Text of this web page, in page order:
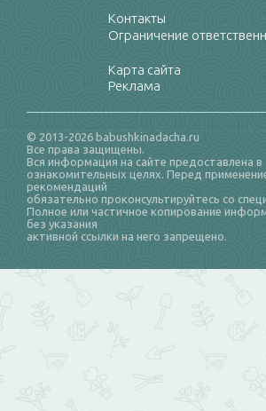
Контакты
Ограничение
Карта сайта
Реклама
© 2013-2026 babushkinadacha.ru
Все права защищены.
Вся информация на сайте предоставлена в
ознакомительных целях. Перед
рекомендаций
обязательно проконсультируйтесь со
Полное или частичное копирование
без указания
активной ссылки на него запрещено.